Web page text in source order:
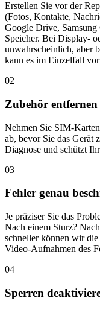
Erstellen Sie vor der
(Fotos, Kontakte,
Google Drive,
Speicher. Bei Display-
unwahrscheinlich, aber
kann es im Einzelfall
02
Zubehör entfernen
Nehmen Sie SIM-
ab, bevor Sie das Gerät
Diagnose und schützt
03
Fehler genau
Je präziser Sie das
Nach einem Sturz?
schneller können wir
Video-Aufnahmen des
04
Sperren